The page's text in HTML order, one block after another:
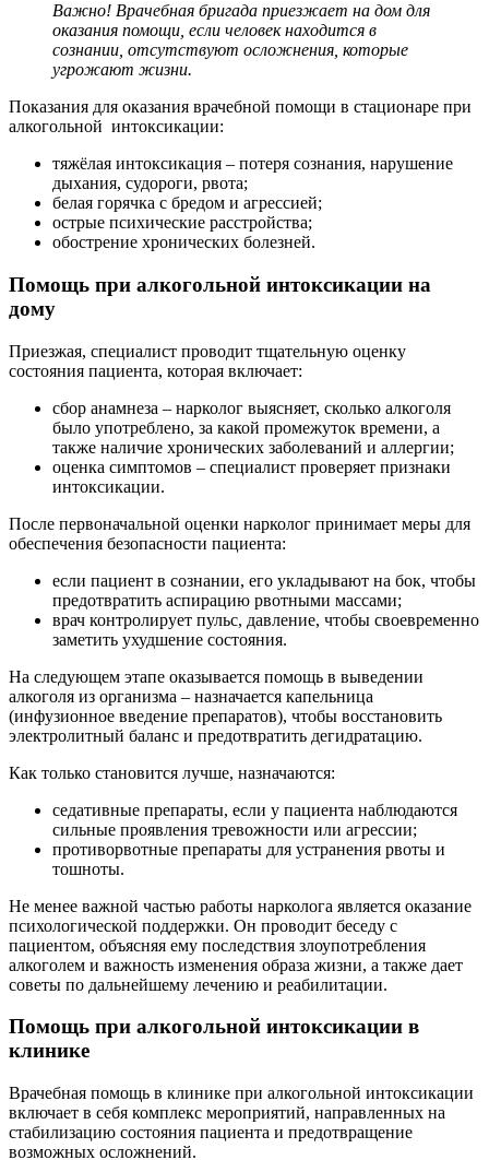
Важно! Врачебная бригада приезжает на дом для
оказания помощи, если человек находится в
сознании, отсутствуют осложнения, которые
угрожают жизни.
Показания для оказания врачебной помощи в стационаре при
алкогольной интоксикации:
тяжёлая интоксикация – потеря сознания, нарушение
дыхания, судороги, рвота;
белая горячка с бредом и агрессией;
острые психические расстройства;
обострение хронических болезней.
Помощь при алкогольной интоксикации на
дому
Приезжая, специалист проводит тщательную оценку
состояния пациента, которая включает:
сбор анамнеза – нарколог выясняет, сколько алкоголя
было употреблено, за какой промежуток времени, а
также наличие хронических заболеваний и аллергии;
оценка симптомов – специалист проверяет признаки
интоксикации.
После первоначальной оценки нарколог принимает меры для
обеспечения безопасности пациента:
если пациент в сознании, его укладывают на бок, чтобы
предотвратить аспирацию рвотными массами;
врач контролирует пульс, давление, чтобы своевременно
заметить ухудшение состояния.
На следующем этапе оказывается помощь в выведении
алкоголя из организма – назначается капельница
(инфузионное введение препаратов), чтобы восстановить
электролитный баланс и предотвратить дегидратацию.
Как только становится лучше, назначаются:
седативные препараты, если у пациента наблюдаются
сильные проявления тревожности или агрессии;
противорвотные препараты для устранения рвоты и
тошноты.
Не менее важной частью работы нарколога является оказание
психологической поддержки. Он проводит беседу с
пациентом, объясняя ему последствия злоупотребления
алкоголем и важность изменения образа жизни, а также дает
советы по дальнейшему лечению и реабилитации.
Помощь при алкогольной интоксикации в
клинике
Врачебная помощь в клинике при алкогольной интоксикации
включает в себя комплекс мероприятий, направленных на
стабилизацию состояния пациента и предотвращение
возможных осложнений.